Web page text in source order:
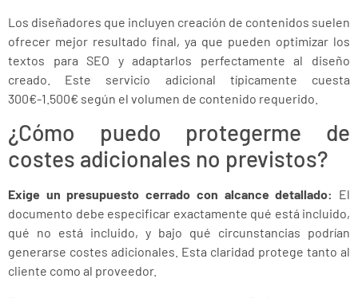
Los diseñadores que incluyen creación de contenidos suelen
ofrecer mejor resultado final, ya que pueden optimizar los
textos para SEO y adaptarlos perfectamente al diseño
creado. Este servicio adicional típicamente cuesta
300€-1.500€ según el volumen de contenido requerido.
¿Cómo puedo protegerme de
costes adicionales no previstos?
Exige un presupuesto cerrado con alcance detallado: El
documento debe especificar exactamente qué está incluido,
qué no está incluido, y bajo qué circunstancias podrían
generarse costes adicionales. Esta claridad protege tanto al
cliente como al proveedor.